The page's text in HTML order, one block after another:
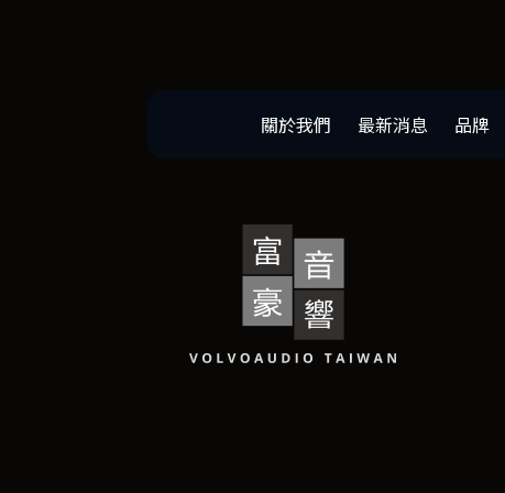
關於我們 最新消息 品牌